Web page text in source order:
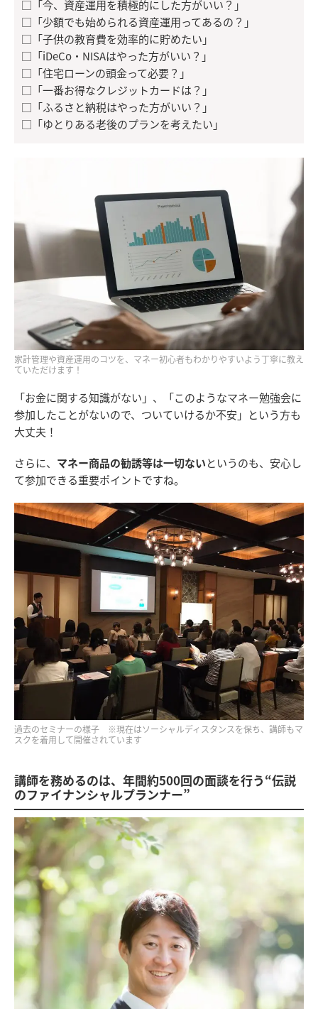
□「今、資産運用を積極的にした方がいい？」
□「少額でも始められる資産運用ってあるの？」
□「子供の教育費を効率的に貯めたい」
□「iDeCo・NISAはやった方がいい？」
□「住宅ローンの頭金って必要？」
□「一番お得なクレジットカードは？」
□「ふるさと納税はやった方がいい？」
□「ゆとりある老後のプランを考えたい」
家計管理や資産運用のコツを、マネー初心者もわかりやすいよう丁寧に教え
ていただけます！
「お金に関する知識がない」、「このようなマネー勉強会に
参加したことがないので、ついていけるか不安」という方も
大丈夫！
さらに、 マネー商品の勧誘等は一切ないというのも、安心し
て参加できる重要ポイントですね。
過去のセミナーの様子 ※現在はソーシャルディスタンスを保ち、講師もマ
スクを着用して開催されています
講師を務めるのは、年間約500回の面談を行う“伝説
のファイナンシャルプランナー”